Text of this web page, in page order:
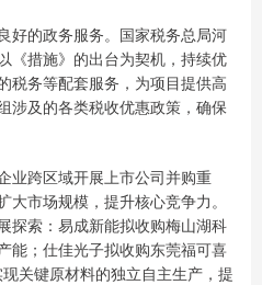
好的政务服务。国家税务总局河
《措施》的出台为契机，持续优
税务等配套服务，为项目提供高
涉及的各类税收优惠政策，确保
业跨区域开展上市公司并购重
市场规模，提升核心竞争力。
探索：易成新能拟收购梅山湖科
能；仕佳光子拟收购东莞福可喜
关键原材料的独立自主生产，提